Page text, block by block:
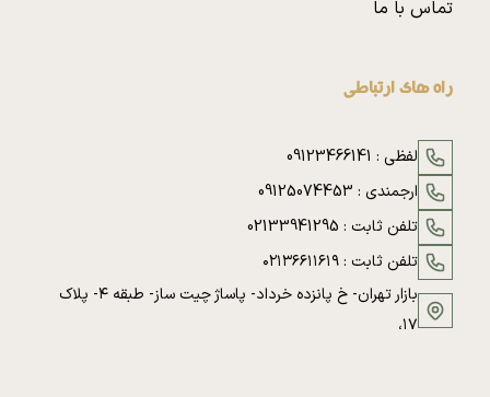
تماس با ما
راه های ارتباطی
لفظی : 09123466141
ارجمندی : 09125074453
تلفن ثابت : 02133941295
تلفن ثابت :۰۲۱۳۶۶۱۱۶۱۹
بازار تهران- خ پانزده خرداد- پاساژ چیت ساز- طبقه ۴- پلاک
۱۷،